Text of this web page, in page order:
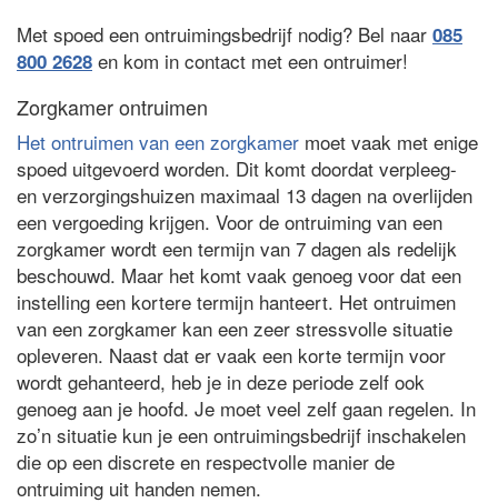
Met spoed een ontruimingsbedrijf nodig? Bel naar 085
800 2628 en kom in contact met een ontruimer!
Zorgkamer ontruimen
Het ontruimen van een zorgkamer moet vaak met enige
spoed uitgevoerd worden. Dit komt doordat verpleeg-
en verzorgingshuizen maximaal 13 dagen na overlijden
een vergoeding krijgen. Voor de ontruiming van een
zorgkamer wordt een termijn van 7 dagen als redelijk
beschouwd. Maar het komt vaak genoeg voor dat een
instelling een kortere termijn hanteert. Het ontruimen
van een zorgkamer kan een zeer stressvolle situatie
opleveren. Naast dat er vaak een korte termijn voor
wordt gehanteerd, heb je in deze periode zelf ook
genoeg aan je hoofd. Je moet veel zelf gaan regelen. In
zo’n situatie kun je een ontruimingsbedrijf inschakelen
die op een discrete en respectvolle manier de
ontruiming uit handen nemen.